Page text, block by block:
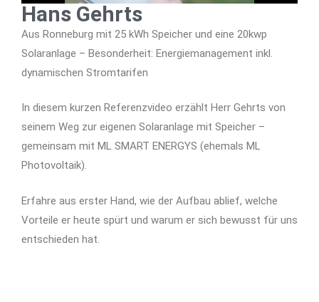
Hans Gehrts
Aus Ronneburg mit 25 kWh Speicher und eine 20kwp
Solaranlage – Besonderheit: Energiemanagement inkl.
dynamischen Stromtarifen
In diesem kurzen Referenzvideo erzählt Herr Gehrts von
seinem Weg zur eigenen Solaranlage mit Speicher –
gemeinsam mit ML SMART ENERGYS (ehemals ML
Photovoltaik).
Erfahre aus erster Hand, wie der Aufbau ablief, welche
Vorteile er heute spürt und warum er sich bewusst für uns
entschieden hat.